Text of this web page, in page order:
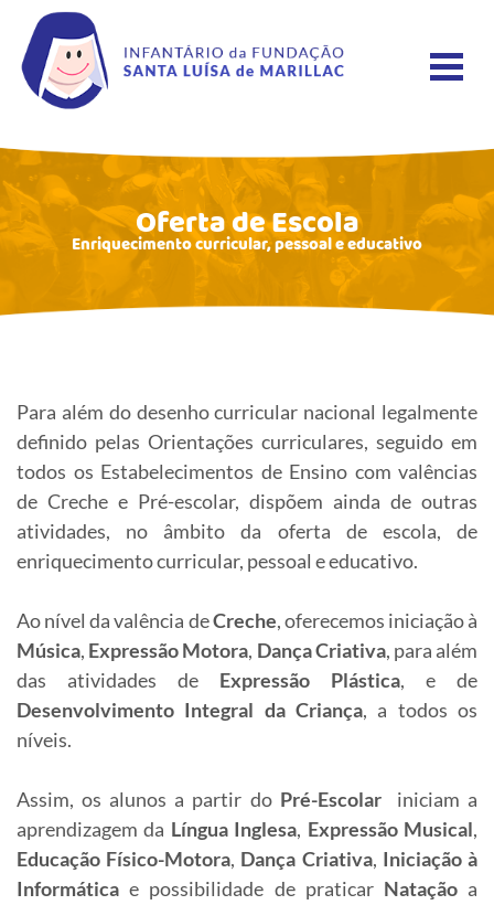
Oferta de Escola
Enriquecimento curricular, pessoal e educativo
Para além do desenho curricular nacional legalmente
definido pelas Orientações curriculares, seguido em
todos os Estabelecimentos de Ensino com valências
de Creche e Pré-escolar, dispõem ainda de outras
atividades, no âmbito da oferta de escola, de
enriquecimento curricular, pessoal e educativo.
Ao nível da valência deCreche, oferecemos iniciação à
Música, Expressão Motora, Dança Criativa, para além
das atividades de Expressão Plástica, e de
Desenvolvimento Integral da Criança, a todos os
níveis.
Assim, os alunos a partir do Pré-Escolariniciam a
aprendizagem da Língua Inglesa, Expressão Musical,
Educação Físico-Motora, Dança Criativa, Iniciação à
Informática e possibilidade de praticar Nataçãoa